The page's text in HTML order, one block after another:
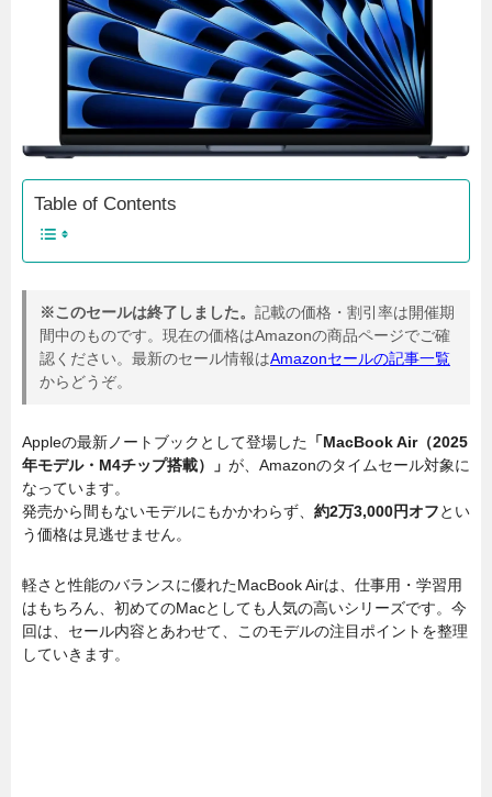
Table of Contents
※このセールは終了しました。 記載の価格・割引率は開催期
間中のものです。現在の価格はAmazonの商品ページでご確
認ください。最新のセール情報はAmazonセールの記事一覧
からどうぞ。
Appleの最新ノートブックとして登場した 「MacBook Air（2025
年モデル・M4チップ搭載）」 が、Amazonのタイムセール対象に
なっています。
発売から間もないモデルにもかかわらず、 約2万3,000円オフとい
う価格は見逃せません。
軽さと性能のバランスに優れたMacBook Airは、仕事用・学習用
はもちろん、初めてのMacとしても人気の高いシリーズです。今
回は、セール内容とあわせて、このモデルの注目ポイントを整理
していきます。